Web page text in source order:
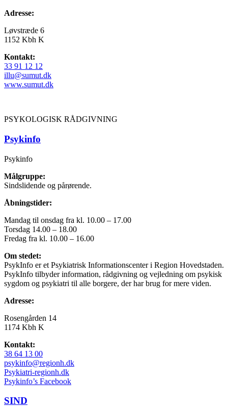
Adresse:
Løvstræde 6
1152 Kbh K
Kontakt:
33 91 12 12
illu@sumut.dk
www.sumut.dk
PSYKOLOGISK RÅDGIVNING
Psykinfo
Psykinfo
Målgruppe:
Sindslidende og pårørende.
Åbningstider:
Mandag til onsdag fra kl. 10.00 – 17.00
Torsdag 14.00 – 18.00
Fredag fra kl. 10.00 – 16.00
Om stedet:
PsykInfo er et Psykiatrisk Informationscenter i Region Hovedstaden.
PsykInfo tilbyder information, rådgivning og vejledning om psykisk
sygdom og psykiatri til alle borgere, der har brug for mere viden.
Adresse:
Rosengården 14
1174 Kbh K
Kontakt:
38 64 13 00
psykinfo@regionh.dk
Psykiatri-regionh.dk
Psykinfo’s Facebook
SIND